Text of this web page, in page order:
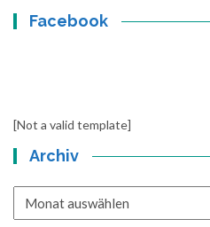
Facebook
[Not a valid template]
Archiv